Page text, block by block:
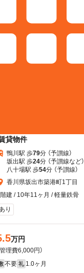
貸物件
鴨川駅 歩79分 （予讃線）
坂出駅 歩24分 （予讃線など）
八十場駅 歩54分 （予讃線）
香川県坂出市築港町1丁目
建 / 10年11ヶ月 / 軽量鉄骨
り
万円
管理費6,000円）
不要 礼 1.0ヶ月